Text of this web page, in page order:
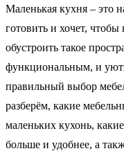
Маленькая кухня – это
готовить и хочет,
обустроить такое
функциональным, и
правильный выбор
разберём, какие
маленьких кухонь,
больше и удобнее, а